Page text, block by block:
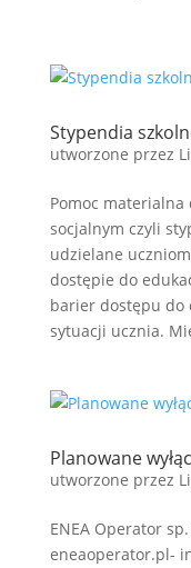
Stypendia
utworzone przez
Pomoc
socjalnym czyli
udzielane
dostępie do
barier dostępu do
sytuacji ucznia.
Planowane
utworzone przez
ENEA Operator
eneaoperator.pl-